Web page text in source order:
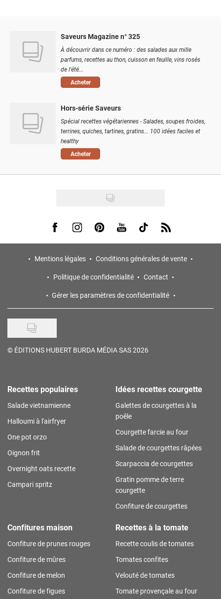
Saveurs Magazine n° 325
À découvrir dans ce numéro : des salades aux mille
parfums, recettes au thon, cuisson en feuille, vins rosés
de l'été...
Acheter
Hors-série Saveurs
Spécial recettes végétariennes - Salades, soupes froides,
terrines, quiches, tartines, gratins... 100 idées faciles et
healthy
Acheter
Visit us on Facebook
Visit us on Instagram
Visit us on Pinterest
Visit us on Youtube
Visit us on Tiktok
Visit us on Rss
Mentions légales
Conditions générales de vente
Politique de confidentialité
Contact
Gérer les paramètres de confidentialité
© ÉDITIONS HUBERT BURDA MÉDIA SAS 2026
Recettes populaires
Salade vietnamienne
Halloumi à l'airfryer
One pot orzo
Oignon frit
Overnight oats recette
Campari spritz
Idées recettes courgette
Galettes de courgettes à la
poêle
Courgette farcie au four
Salade de courgettes râpées
Scarpaccia de courgettes
Gratin pomme de terre
courgette
Confiture de courgettes
Confitures maison
Confiture de prunes rouges
Confiture de mûres
Confiture de melon
Confiture de figues
Recettes à la tomate
Recette coulis de tomates
Tomates confites
Velouté de tomates
Tomate provençale au four